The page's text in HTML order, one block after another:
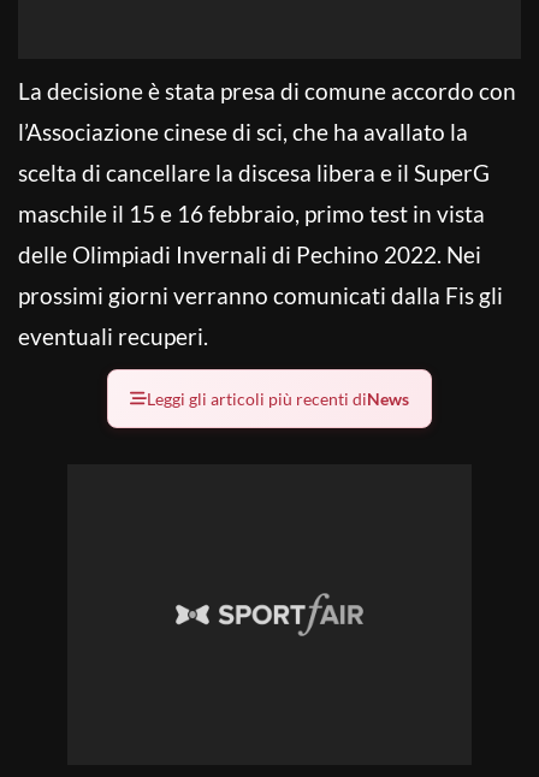
La decisione è stata presa di comune accordo con
l’Associazione cinese di sci, che ha avallato la
scelta di cancellare la discesa libera e il SuperG
maschile il 15 e 16 febbraio, primo test in vista
delle Olimpiadi Invernali di Pechino 2022. Nei
prossimi giorni verranno comunicati dalla Fis gli
eventuali recuperi.
Leggi gli articoli più recenti diNews